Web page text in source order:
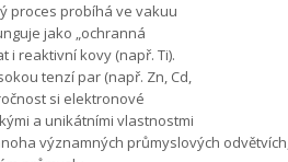
proces probíhá ve vakuu
jako „ochranná
i reaktivní kovy (např. Ti).
tenzí par (např. Zn, Cd,
si elektronové
a unikátními vlastnostmi
významných průmyslových